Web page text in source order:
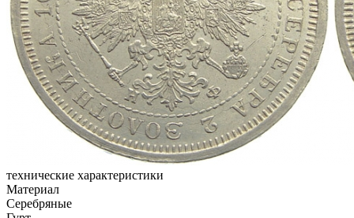
технические характеристики
Материал
Серебряные